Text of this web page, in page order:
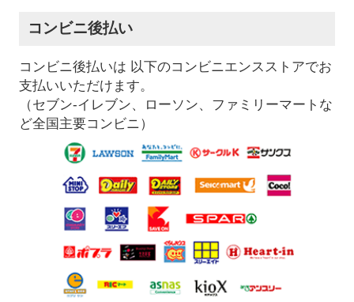
コンビニ後払い
コンビニ後払いは 以下のコンビニエンスストアでお
支払いいただけます。
（セブン-イレブン、ローソン、ファミリーマートな
ど全国主要コンビニ）